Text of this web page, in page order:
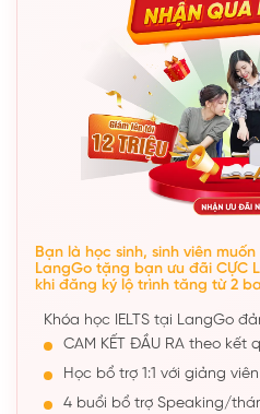
Bạn là học sinh, sinh viên
LangGo tặng bạn ưu đãi CỰC
khi đăng ký lộ trình tăng từ 2
Khóa học IELTS tại LangGo
CAM KẾT ĐẦU RA theo kết
Học bổ trợ 1:1 với giảng
4 buổi bổ trợ Speaking/